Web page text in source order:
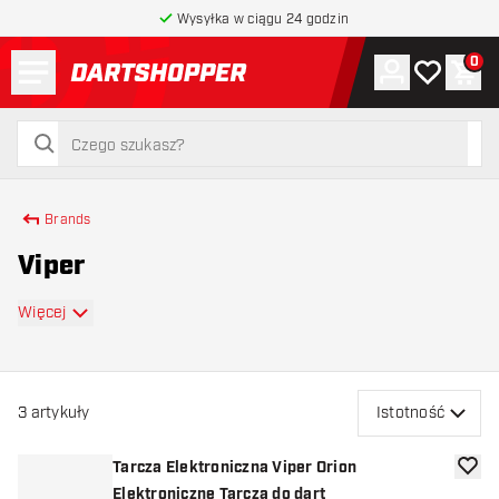
Wysyłka w ciągu 24 godzin
powrót do strony głównej
szukaj
szukaj
Konto
Moja lista
0
Brands
Viper
Więcej
3 artykuły Istotność
Tarcza Elektroniczna Viper Orion
Elektroniczne Tarcza do dart